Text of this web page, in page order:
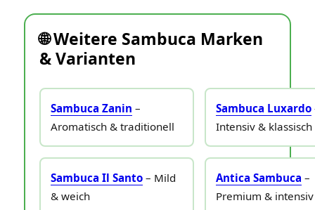
🌐 Weitere Sambuca Marken
& Varianten
Sambuca Zanin –
Aromatisch & traditionell
Sambuca Luxardo
Intensiv & klassisch
Sambuca Il Santo – Mild
& weich
Antica Sambuca –
Premium & intensiv